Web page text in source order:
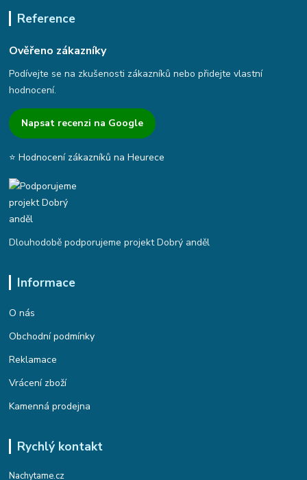
Reference
Ověřeno zákazníky
Podívejte se na zkušenosti zákazníků nebo přidejte vlastní
hodnocení.
Napsat recenzi na Google
⭐ Hodnocení zákazníků na Heurece
Dlouhodobě podporujeme projekt Dobrý anděl
Informace
O nás
Obchodní podmínky
Reklamace
Vrácení zboží
Kamenná prodejna
Rychlý kontakt
Nachytame.cz